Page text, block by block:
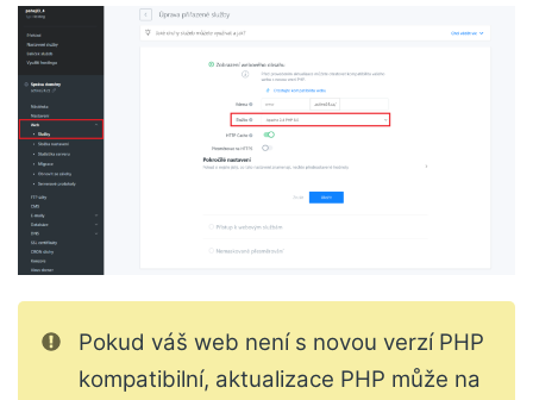
Pokud váš web není s novou verzí PHP
kompatibilní, aktualizace PHP může na